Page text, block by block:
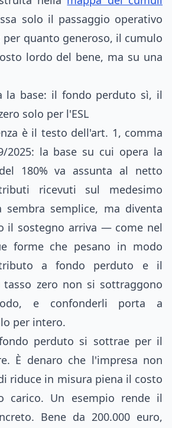
solo il passaggio operativo
per quanto generoso, il cumulo
lordo del bene, ma su una
la base: il fondo perduto sì, il
solo per l'ESL
è il testo dell'art. 1, comma
2025: la base su cui opera la
180% va assunta al netto
ricevuti sul medesimo
sembra semplice, ma diventa
il sostegno arriva — come nel
forme che pesano in modo
a fondo perduto e il
tasso zero non si sottraggono
e confonderli porta a
per intero.
perduto si sottrae per il
È denaro che l'impresa non
riduce in misura piena il costo
carico. Un esempio rende il
Bene da 200.000 euro,